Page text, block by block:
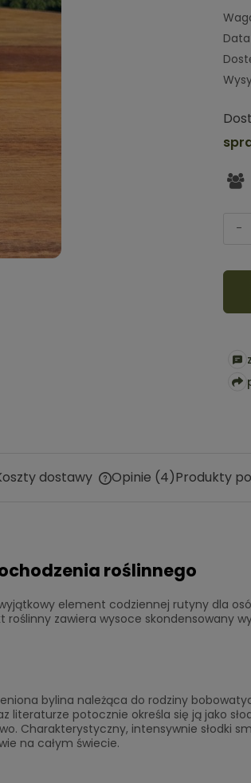
-
dostawy Opinie (4)Produkty
roślinnego
element codziennej rutyny dla
roślinny zawiera wysoce skondensowany
bylina należąca do rodziny
literaturze potocznie określa się ją jako
Charakterystyczny, intensywnie słodki
na całym świecie.